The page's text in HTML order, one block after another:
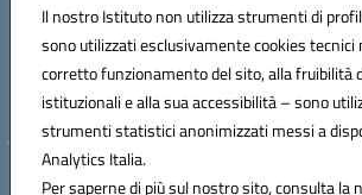
Il nostro Istituto non utilizza strumenti di
sono utilizzati esclusivamente cookies tecnici
corretto funzionamento del sito, alla fruibilità
istituzionali e alla sua accessibilità – sono
strumenti statistici anonimizzati messi a
Analytics Italia.
Per saperne di più sul nostro sito, consulta la
Codice fiscale: 93058030755
Codice meccanografico:LEIC88600A
Codice Indice delle Pubbliche Amministrazioni
Codice unico di fatturazione (CUF): UFXBKN
Hosting & Powered by 3D